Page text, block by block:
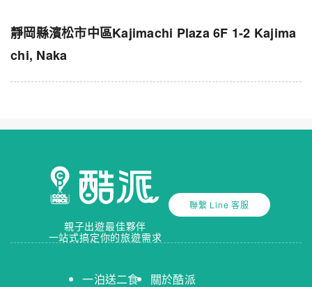
靜岡縣濱松市中區Kajimachi Plaza 6F 1-2 Kajima
chi, Naka
親子出遊最佳夥伴
一站式搞定你的旅遊需求
聯繫 Line 客服
一泊送二食 關於酷派